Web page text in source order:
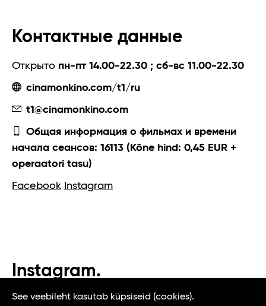
Контактные данные
Открыто пн-пт 14.00-22.30 ; сб-вс 11.00-22.30
cinamonkino.com/t1/ru
t1@cinamonkino.com
Общая информация о фильмах и времени
начала сеансов: 16113 (Kõne hind: 0,45 EUR +
operaatori tasu)
Facebook Instagram
Instagram.
#t1tallinn #tasteoftallinn
See veebileht kasutab küpsiseid (cookies).